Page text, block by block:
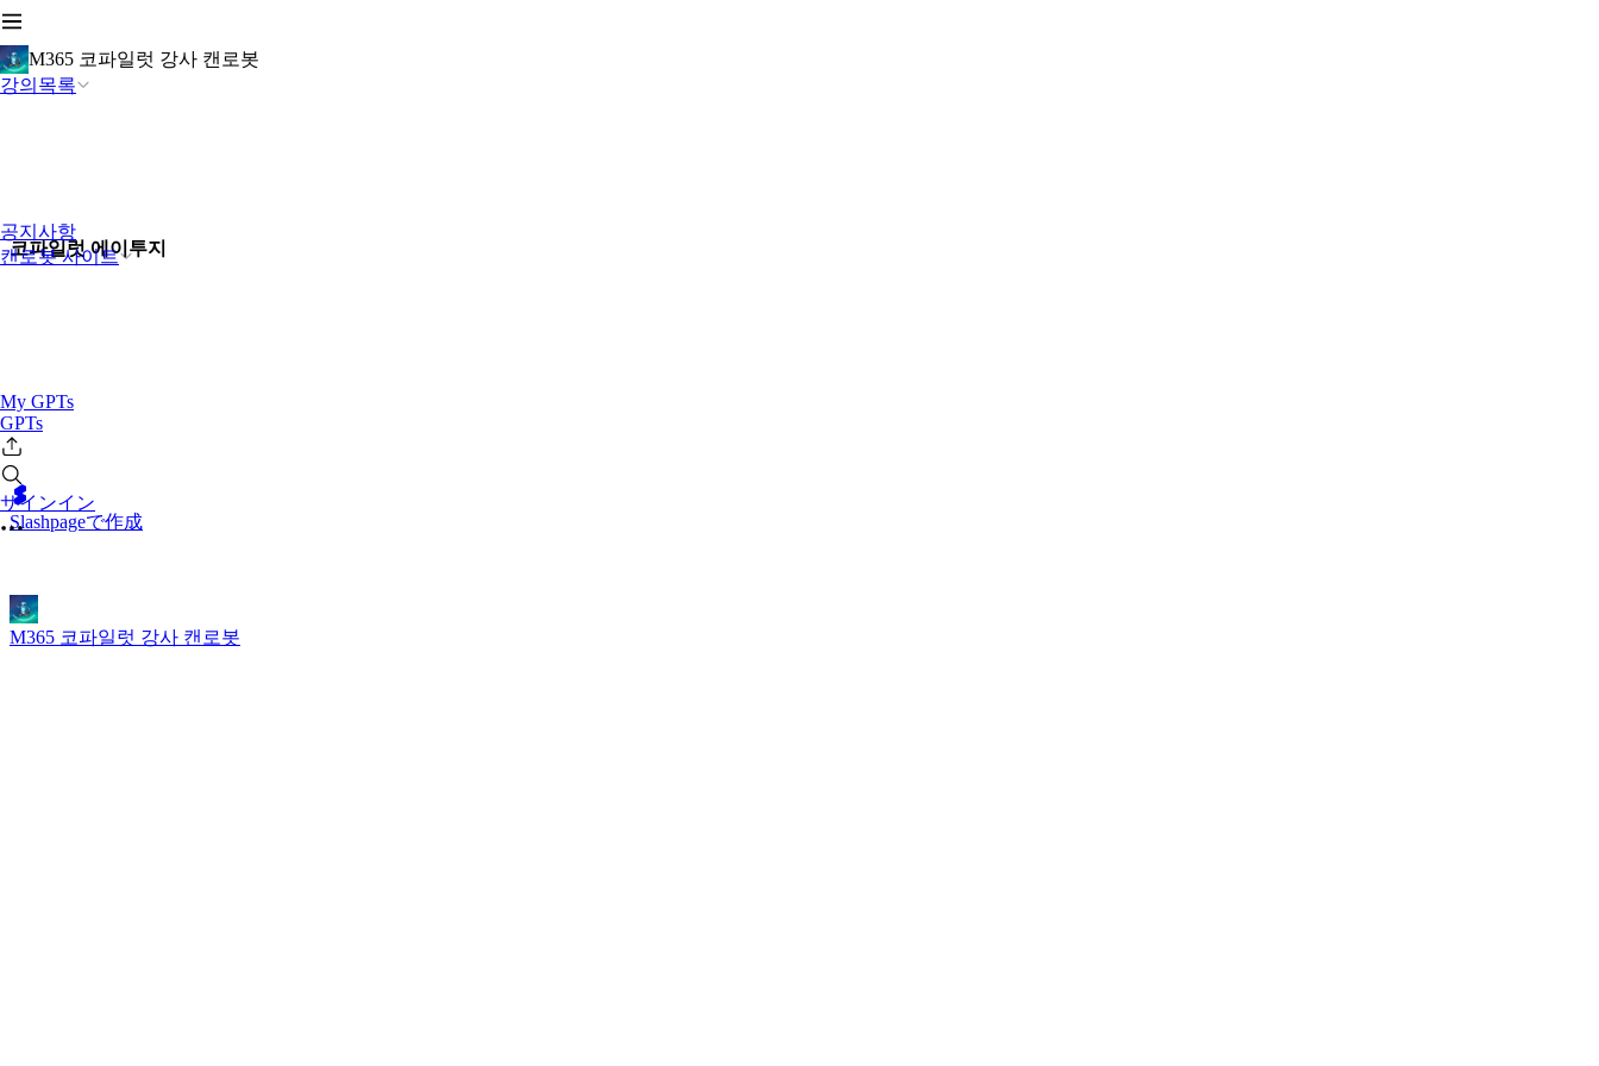
M365 코파일럿 강사 캔로봇
강의목록
공지사항
캔로봇 사이트
My GPTs
GPTs
サインイン
코파일럿 에이투지
Slashpageで作成
M365 코파일럿 강사 캔로봇